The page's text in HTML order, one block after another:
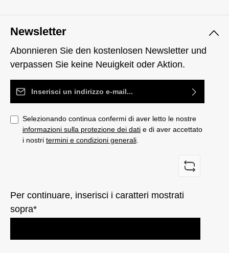
Newsletter
Abonnieren Sie den kostenlosen Newsletter und
verpassen Sie keine Neuigkeit oder Aktion.
Indirizzo e-mail*
Selezionando continua confermi di aver letto le nostre
informazioni sulla protezione dei dati e di aver accettato
i nostri termini e condizioni generali.
Per continuare, inserisci i caratteri mostrati
sopra*